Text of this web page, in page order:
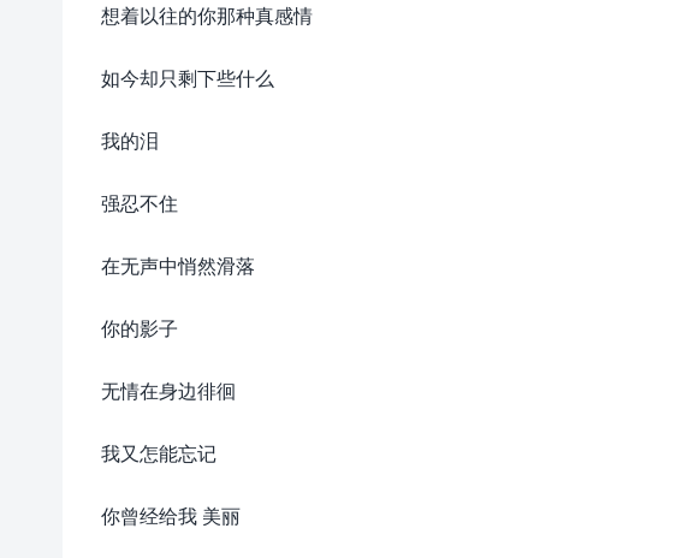
想着以往的你那种真感情
如今却只剩下些什么
我的泪
强忍不住
在无声中悄然滑落
你的影子
无情在身边徘徊
我又怎能忘记
你曾经给我 美丽